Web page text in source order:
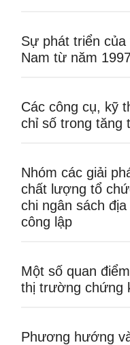
Sự phát triển
Nam từ năm
Các công cụ, kỹ
chỉ số trong tăng
Nhóm các giải
chất lượng tổ
chi ngân sách
công lập
Một số quan
thị trường chứng
Phương hướng